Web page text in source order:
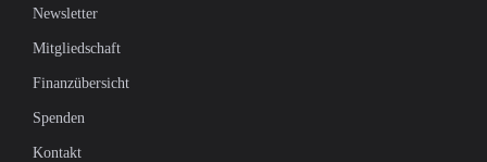
Newsletter
Mitgliedschaft
Finanzübersicht
Spenden
Kontakt